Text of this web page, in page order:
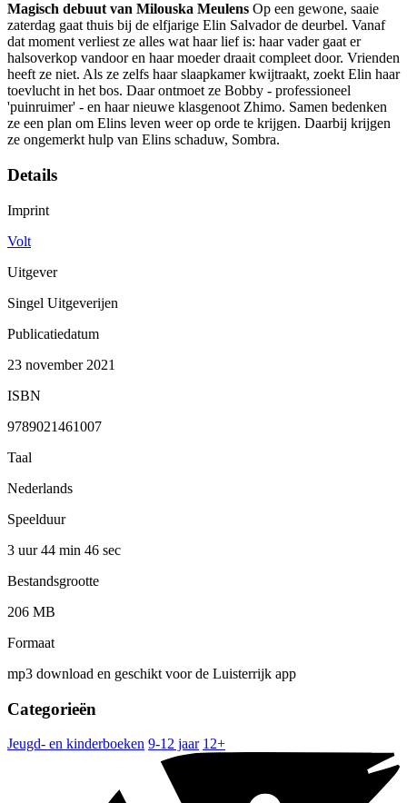
Magisch debuut van Milouska Meulens Op een gewone, saaie
zaterdag gaat thuis bij de elfjarige Elin Salvador de deurbel. Vanaf
dat moment verliest ze alles wat haar lief is: haar vader gaat er
halsoverkop vandoor en haar moeder draait compleet door. Vrienden
heeft ze niet. Als ze zelfs haar slaapkamer kwijtraakt, zoekt Elin haar
toevlucht in het bos. Daar ontmoet ze Bobby - professioneel
'puinruimer' - en haar nieuwe klasgenoot Zhimo. Samen bedenken
ze een plan om Elins leven weer op orde te krijgen. Daarbij krijgen
ze ongemerkt hulp van Elins schaduw, Sombra.
Details
Imprint
Volt
Uitgever
Singel Uitgeverijen
Publicatiedatum
23 november 2021
ISBN
9789021461007
Taal
Nederlands
Speelduur
3 uur 44 min 46 sec
Bestandsgrootte
206 MB
Formaat
mp3 download en geschikt voor de Luisterrijk app
Categorieën
Jeugd- en kinderboeken 9-12 jaar 12+